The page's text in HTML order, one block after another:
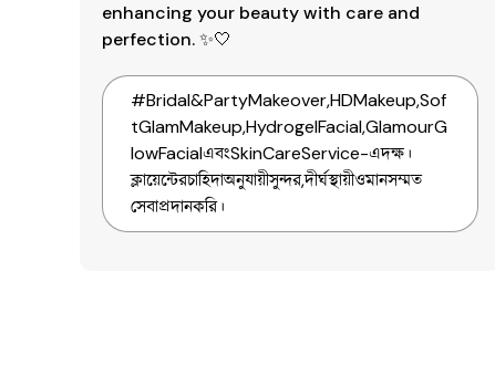
enhancing your beauty with care and
perfection. ✨🤍
#Bridal&PartyMakeover,HDMakeup,Sof
tGlamMakeup,HydrogelFacial,GlamourG
lowFacialএবংSkinCareService-এদক্ষ।
ক্লায়েন্টেরচাহিদাঅনুযায়ীসুন্দর,দীর্ঘস্থায়ীওমানসম্মত
সেবাপ্রদানকরি।